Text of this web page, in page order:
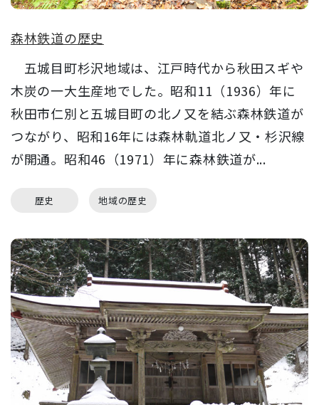
森林鉄道の歴史
五城目町杉沢地域は、江戸時代から秋田スギや
木炭の一大生産地でした。昭和11（1936）年に
秋田市仁別と五城目町の北ノ又を結ぶ森林鉄道が
つながり、昭和16年には森林軌道北ノ又・杉沢線
が開通。昭和46（1971）年に森林鉄道が...
歴史 地域の歴史